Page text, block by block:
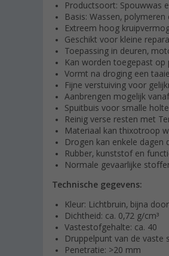
Productsoort: Spouwwas
Basis: Wassen,
Extreem hoog
Geschikt voor kleine
Toepassing in deuren,
Kan worden toegepast op
Vormt na droging een
Fijne verstuiving voor
Aanbrengen mogelijk
Spuitbuis voor smalle
Reinig verse resten met
Materiaal kan thixotroop
Drogen kan enkele dagen
Rubber, kunststof en
Normale gevaarlijke
Technische gegevens:
Kleur: Lichtbruin, bijna
Dichtheid: ca. 0,72 g/cm³
Vastestofgehalte: ca. 40
Druppelpunt van de vaste
Penetratie: >20 mm